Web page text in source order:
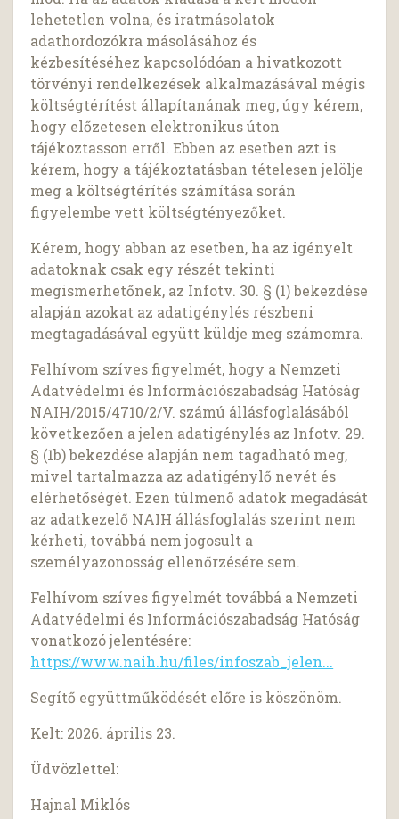
lehetetlen volna, és iratmásolatok
adathordozókra másolásához és
kézbesítéséhez kapcsolódóan a hivatkozott
törvényi rendelkezések alkalmazásával mégis
költségtérítést állapítanának meg, úgy kérem,
hogy előzetesen elektronikus úton
tájékoztasson erről. Ebben az esetben azt is
kérem, hogy a tájékoztatásban tételesen jelölje
meg a költségtérítés számítása során
figyelembe vett költségtényezőket.
Kérem, hogy abban az esetben, ha az igényelt
adatoknak csak egy részét tekinti
megismerhetőnek, az Infotv. 30. § (1) bekezdése
alapján azokat az adatigénylés részbeni
megtagadásával együtt küldje meg számomra.
Felhívom szíves figyelmét, hogy a Nemzeti
Adatvédelmi és Információszabadság Hatóság
NAIH/2015/4710/2/V. számú állásfoglalásából
következően a jelen adatigénylés az Infotv. 29.
§ (1b) bekezdése alapján nem tagadható meg,
mivel tartalmazza az adatigénylő nevét és
elérhetőségét. Ezen túlmenő adatok megadását
az adatkezelő NAIH állásfoglalás szerint nem
kérheti, továbbá nem jogosult a
személyazonosság ellenőrzésére sem.
Felhívom szíves figyelmét továbbá a Nemzeti
Adatvédelmi és Információszabadság Hatóság
vonatkozó jelentésére:
https://www.naih.hu/files/infoszab_jelen...
Segítő együttműködését előre is köszönöm.
Kelt: 2026. április 23.
Üdvözlettel:
Hajnal Miklós